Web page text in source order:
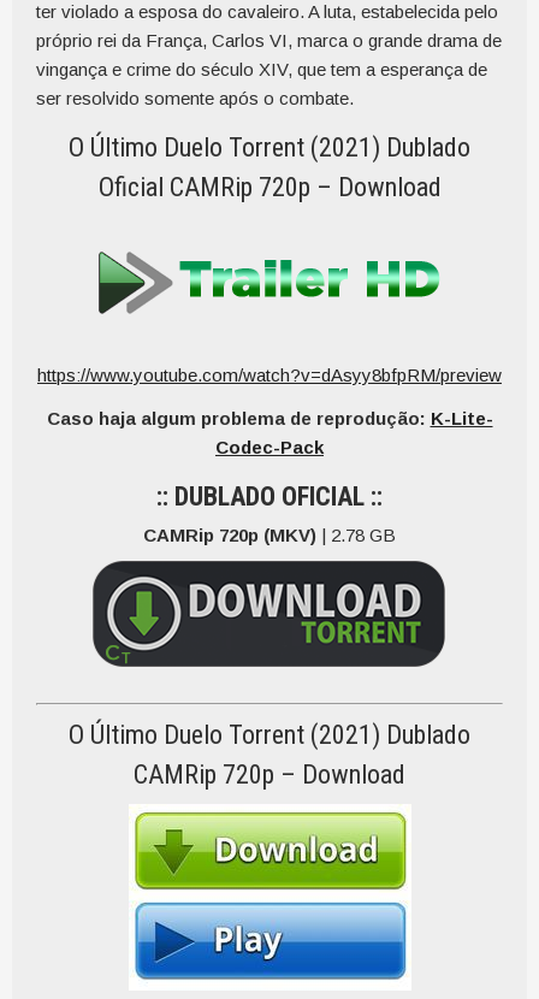
ter violado a esposa do cavaleiro. A luta, estabelecida pelo
próprio rei da França, Carlos VI, marca o grande drama de
vingança e crime do século XIV, que tem a esperança de
ser resolvido somente após o combate.
O Último Duelo Torrent (2021) Dublado
Oficial CAMRip 720p – Download
https://www.youtube.com/watch?v=dAsyy8bfpRM/preview
Caso haja algum problema de reprodução: K-Lite-
Codec-Pack
:: DUBLADO OFICIAL ::
CAMRip 720p (MKV) | 2.78 GB
O Último Duelo Torrent (2021) Dublado
CAMRip 720p – Download